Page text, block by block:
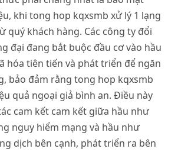
khi tong hop kqxsmb xử lý 1 lạng
quý khách hàng. Các công ty đổi
đại đang bắt buộc đầu cơ vào hầu
hóa tiên tiến và phát triển để ngăn
bảo đảm rằng tong hop kqxsmb
quả ngoại giả bình an. Điều này
cam kết cam kết giữa hầu như
nguy hiểm mạng và hầu như
dịch bên cạnh, phát triển ra bên